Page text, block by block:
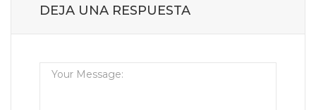
DEJA UNA RESPUESTA